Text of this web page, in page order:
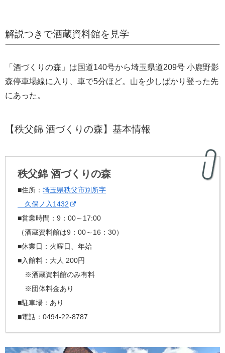
解説つきで酒蔵資料館を見学
「酒づくりの森」は国道140号から埼玉県道209号 小鹿野影
森停車場線に入り、車で5分ほど。山を少しばかり登った先
にあった。
【秩父錦 酒づくりの森】基本情報
秩父錦 酒づくりの森
■住所： 埼玉県秩父市別所字
久保ノ入1432
■営業時間：9：00～17:00
（酒蔵資料館は9：00～16：30）
■休業日：火曜日、年始
■入館料：大人 200円
※酒蔵資料館のみ有料
※団体料金あり
■駐車場：あり
■電話：0494-22-8787